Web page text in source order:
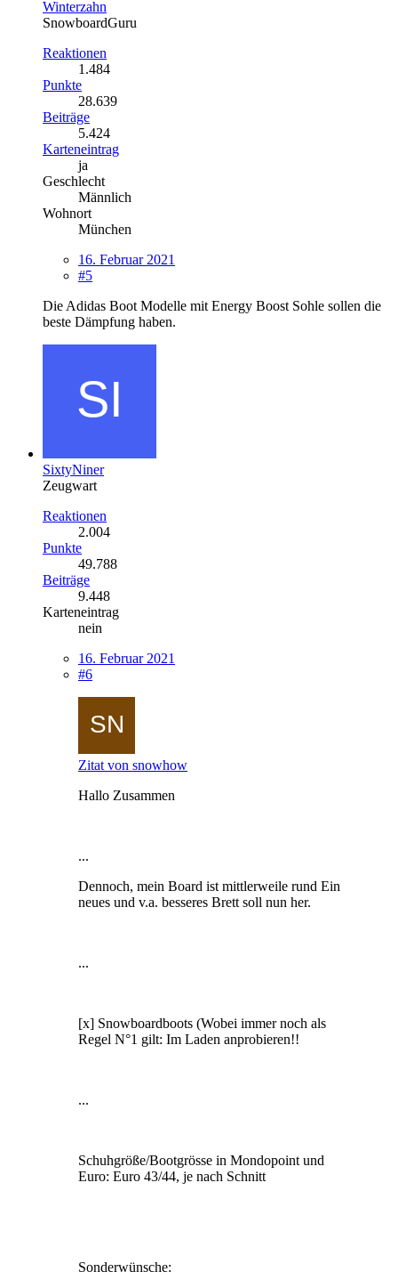
Winterzahn
SnowboardGuru
Reaktionen
1.484
Punkte
28.639
Beiträge
5.424
Karteneintrag
ja
Geschlecht
Männlich
Wohnort
München
16. Februar 2021
#5
Die Adidas Boot Modelle mit Energy Boost Sohle sollen die
beste Dämpfung haben.
SixtyNiner
Zeugwart
Reaktionen
2.004
Punkte
49.788
Beiträge
9.448
Karteneintrag
nein
16. Februar 2021
#6
Zitat von snowhow
Hallo Zusammen
...
Dennoch, mein Board ist mittlerweile rund Ein
neues und v.a. besseres Brett soll nun her.
...
[x] Snowboardboots (Wobei immer noch als
Regel N°1 gilt: Im Laden anprobieren!!
...
Schuhgröße/Bootgrösse in Mondopoint und
Euro: Euro 43/44, je nach Schnitt
Sonderwünsche: